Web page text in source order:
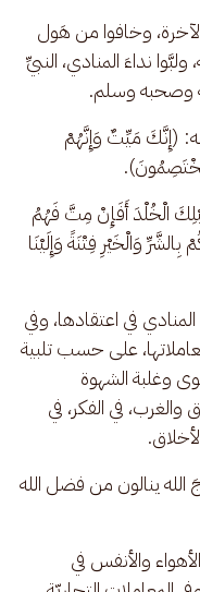
وخافوا من هَول
نداءَ المنادي، النبيِّ
وصحبه وسلم.
(إِنَّكَ مَيِّتٌ وَإِنَّهُمْ
الْخُلْدَ أَفَإِنْ مِتَّ فَهُمُ
وَالْخَيْرِ فِتْنَةً وَإِلَيْنَا
في اعتقادها، وفي
على حسب تلبية
وغلبة الشهوة
في الفكر، في
ينالون من فضل الله
والأنفس في